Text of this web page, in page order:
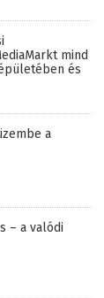
mind
és
a
– a valódi